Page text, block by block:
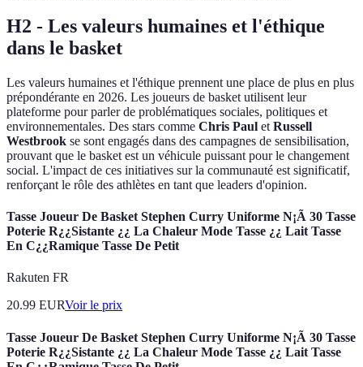
H2 - Les valeurs humaines et l'éthique
dans le basket
Les valeurs humaines et l'éthique prennent une place de plus en plus
prépondérante en 2026. Les joueurs de basket utilisent leur
plateforme pour parler de problématiques sociales, politiques et
environnementales. Des stars comme Chris Paul et Russell
Westbrook se sont engagés dans des campagnes de sensibilisation,
prouvant que le basket est un véhicule puissant pour le changement
social. L'impact de ces initiatives sur la communauté est significatif,
renforçant le rôle des athlètes en tant que leaders d'opinion.
Tasse Joueur De Basket Stephen Curry Uniforme N¡Ã 30 Tasse
Poterie R¿¿Sistante ¿¿ La Chaleur Mode Tasse ¿¿ Lait Tasse
En C¿¿Ramique Tasse De Petit
Rakuten FR
20.99 EURVoir le prix
Tasse Joueur De Basket Stephen Curry Uniforme N¡Ã 30 Tasse
Poterie R¿¿Sistante ¿¿ La Chaleur Mode Tasse ¿¿ Lait Tasse